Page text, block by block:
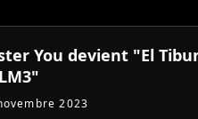
You devient "El
2023